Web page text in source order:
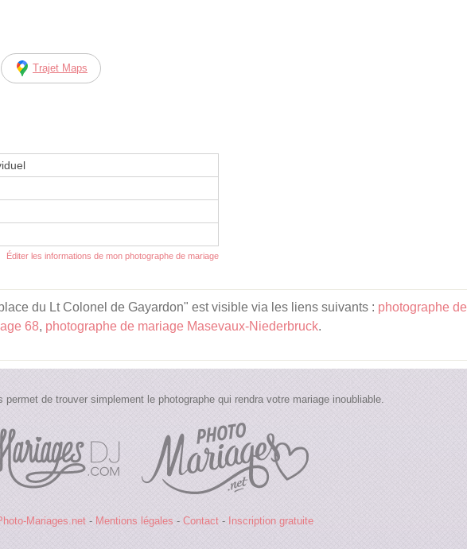
Trajet Maps
Éditer les informations de mon photographe de mariage
du Lt Colonel de Gayardon" est visible via les liens suivants : photographe de
68, photographe de mariage Masevaux-Niederbruck.
permet de trouver simplement le photographe qui rendra votre mariage inoubliable.
Mariages.net - Mentions légales - Contact- Inscription gratuite